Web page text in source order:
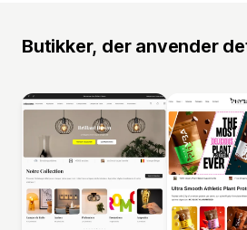
Butikker, der anvender